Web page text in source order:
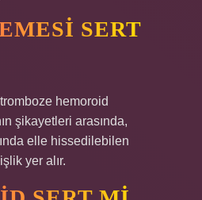
SERT
hemoroid
şikayetleri arasında,
elle hissedilebilen
yer alır.